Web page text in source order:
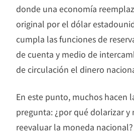
donde una economía
original por el dólar
cumpla las funciones de
de cuenta y medio de
de circulación el dinero
En este punto, muchos hacen
pregunta: ¿por qué dolarizar y
reevaluar la moneda nacional?